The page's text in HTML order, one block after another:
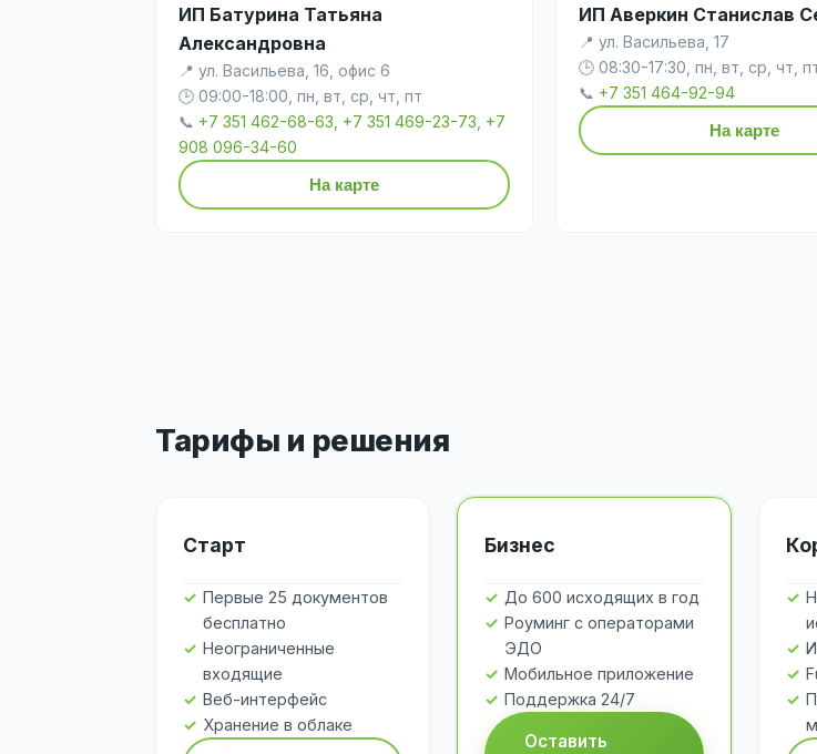
ИП Батурина Татьяна
Александровна
📍 ул. Васильева, 16, офис 6
🕒 09:00-18:00, пн, вт, ср, чт, пт
📞 +7 351 462-68-63, +7 351 469-23-73, +7
908 096-34-60
На карте
ИП Аверкин Станислав
📍 ул. Васильева, 17
🕒 08:30-17:30, пн, вт, ср, чт,
📞 +7 351 464-92-94
На карте
Тарифы и решения
Старт
Первые 25 документов
бесплатно
Неограниченные
входящие
Веб-интерфейс
Хранение в облаке
Бизнес
До 600 исходящих в год
Роуминг с операторами
ЭДО
Мобильное приложение
Поддержка 24/7
Оставить